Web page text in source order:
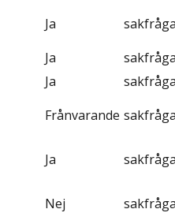
Ja
Ja
Ja
Frånvarande
Ja
Nej